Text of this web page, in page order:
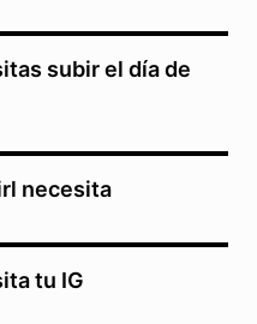
subir el día de
necesita
tu IG